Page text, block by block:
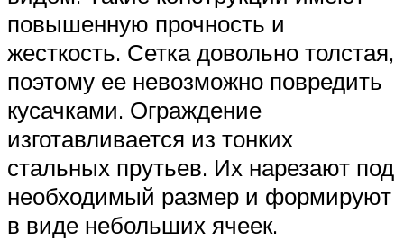
повышенную прочность и
жесткость. Сетка довольно толстая,
поэтому ее невозможно повредить
кусачками. Ограждение
изготавливается из тонких
стальных прутьев. Их нарезают под
необходимый размер и формируют
в виде небольших ячеек.